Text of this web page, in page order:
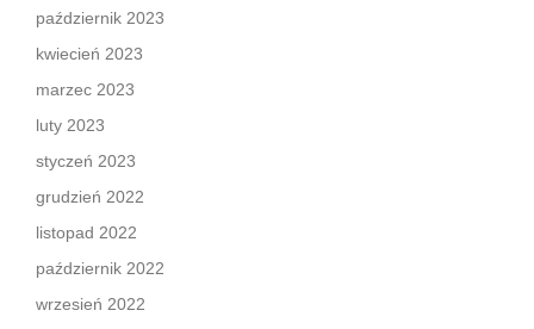
październik 2023
kwiecień 2023
marzec 2023
luty 2023
styczeń 2023
grudzień 2022
listopad 2022
październik 2022
wrzesień 2022